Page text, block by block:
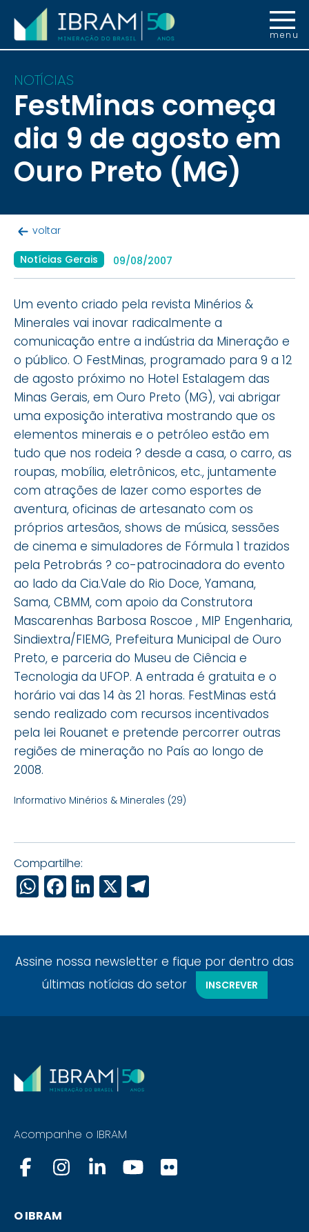
menu
NOTÍCIAS
FestMinas começa
dia 9 de agosto em
Ouro Preto (MG)
voltar
Notícias Gerais 09/08/2007
Um evento criado pela revista Minérios &
Minerales vai inovar radicalmente a
comunicação entre a indústria da Mineração e
o público. O FestMinas, programado para 9 a 12
de agosto próximo no Hotel Estalagem das
Minas Gerais, em Ouro Preto (MG), vai abrigar
uma exposição interativa mostrando que os
elementos minerais e o petróleo estão em
tudo que nos rodeia ? desde a casa, o carro, as
roupas, mobília, eletrônicos, etc., juntamente
com atrações de lazer como esportes de
aventura, oficinas de artesanato com os
próprios artesãos, shows de música, sessões
de cinema e simuladores de Fórmula 1 trazidos
pela Petrobrás ? co-patrocinadora do evento
ao lado da Cia.Vale do Rio Doce, Yamana,
Sama, CBMM, com apoio da Construtora
Mascarenhas Barbosa Roscoe , MIP Engenharia,
Sindiextra/FIEMG, Prefeitura Municipal de Ouro
Preto, e parceria do Museu de Ciência e
Tecnologia da UFOP. A entrada é gratuita e o
horário vai das 14 às 21 horas. FestMinas está
sendo realizado com recursos incentivados
pela lei Rouanet e pretende percorrer outras
regiões de mineração no País ao longo de
2008.
Informativo Minérios & Minerales (29)
Compartilhe:
WhatsApp
Facebook
LinkedIn
X
Assine nossa newsletter e fique por dentro das
últimas notícias do setor
INSCREVER
Acompanhe o IBRAM
O IBRAM